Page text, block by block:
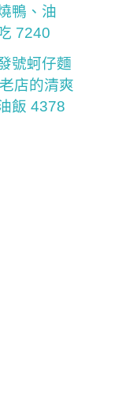
鴨、油
7240
號蚵仔麵
店的清爽
飯 4378